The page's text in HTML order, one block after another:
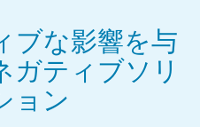
ブな影響を与
ガティブソリ
ョン